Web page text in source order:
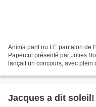
Anima pant ou LE pantalon de
Papercut présenté par Jolies
lançait un concours, avec plein
Jacques a dit soleil!